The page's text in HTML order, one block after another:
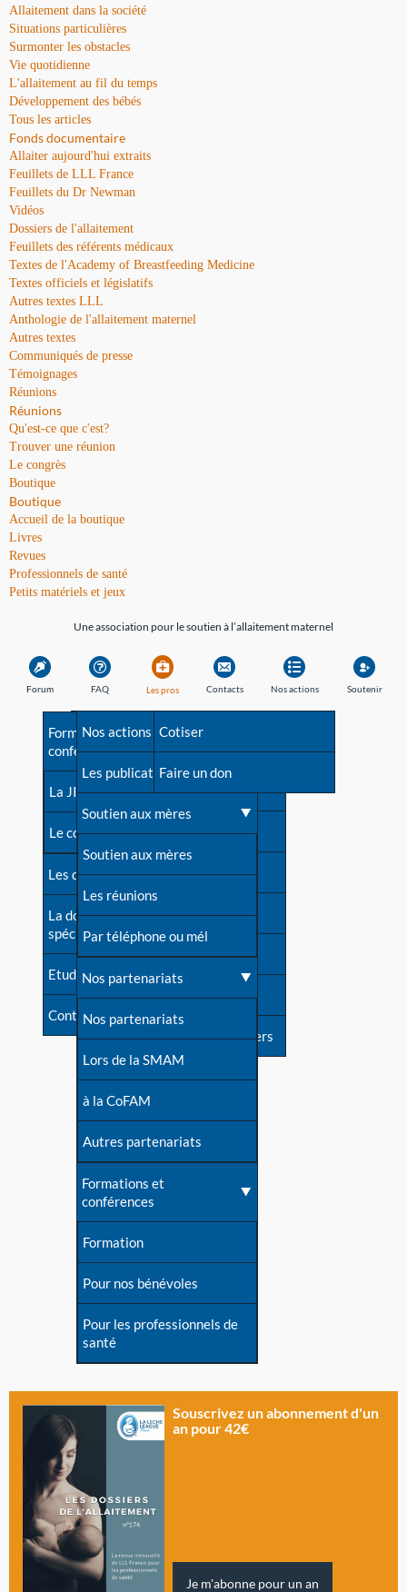
Allaitement dans la société
Situations particulières
Surmonter les obstacles
Vie quotidienne
L'allaitement au fil du temps
Développement des bébés
Tous les articles
Fonds documentaire
Allaiter aujourd'hui extraits
Feuillets de LLL France
Feuillets du Dr Newman
Vidéos
Dossiers de l'allaitement
Feuillets des référents médicaux
Textes de l'Academy of Breastfeeding Medicine
Textes officiels et législatifs
Autres textes LLL
Anthologie de l'allaitement maternel
Autres textes
Communiqués de presse
Témoignages
Réunions
Réunions
Qu'est-ce que c'est?
Trouver une réunion
Le congrès
Boutique
Boutique
Accueil de la boutique
Livres
Revues
Professionnels de santé
Petits matériels et jeux
Une association pour le soutien à l’allaitement maternel
Forum FAQ
Avant la naissance
Les débuts
Une difficulté d'allaitement ?
Cas particuliers
Mythes et vérités
Devenir animatrice ?
Une question sur le site
Les pros
Formations et
conférences
La JIA
Le congrès
Les dossiers de l'allaitement
La documentation
spécialisée
Etudes récentes
Contact
Contacts
Besoin d'aide?
Répertoire de tous les
contacts
Contact presse
Dossier de presse
Soutenir LLL
Livre d'or
Forum
S'inscrire à nos newsletters
Nos actions
Nos actions
Les publications
Soutien aux mères
Soutien aux mères
Les réunions
Par téléphone ou mél
Nos partenariats
Nos partenariats
Lors de la SMAM
à la CoFAM
Autres partenariats
Formations et
conférences
Formation
Pour nos bénévoles
Pour les professionnels de
santé
Soutenir
Cotiser
Faire un don
Souscrivez un abonnement d'un
an pour 42€
Je m'abonne pour un an